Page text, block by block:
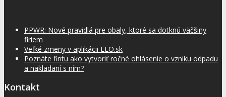
PPWR: Nové pravidlá pre obaly, ktoré sa dotknú väčšiny
firiem
Veľké zmeny v aplikácii ELO.sk
Poznáte fintu ako vytvoriť ročné ohlásenie o vzniku odpadu
a nakladaní s ním?
Kontakt